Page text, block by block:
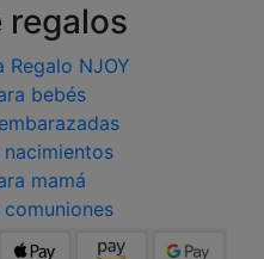
regalos
Regalo NJOY
bebés
mamá